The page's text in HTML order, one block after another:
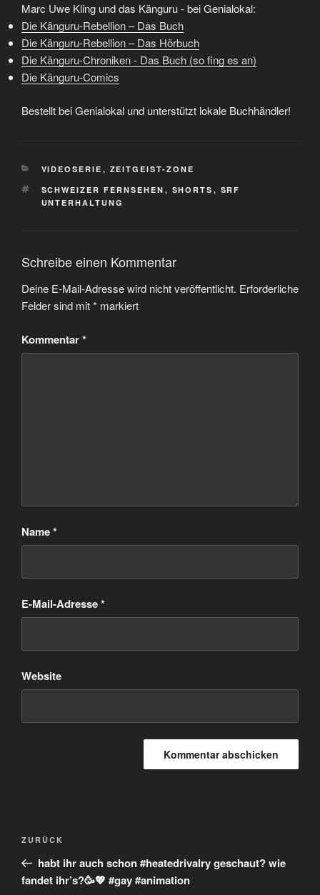
Marc Uwe Kling und das Känguru - bei Genialokal:
Die Känguru-Rebellion – Das Buch
Die Känguru-Rebellion – Das Hörbuch
Die Känguru-Chroniken - Das Buch (so fing es an)
Die Känguru-Comics
Bestellt bei Genialokal und unterstützt lokale Buchhändler!
KATEGORIEN
VIDEOSERIE , ZEITGEIST-ZONE
SCHLAGWÖRTER
SCHWEIZER FERNSEHEN , SHORTS , SRF
UNTERHALTUNG
Schreibe einen Kommentar
Deine E-Mail-Adresse wird nicht veröffentlicht. Erforderliche
Felder sind mit* markiert
Kommentar*
Name*
E-Mail-Adresse*
Website
Beitragsnavigation
Vorheriger
Beitrag
ZURÜCK
habt ihr auch schon #heatedrivalry geschaut? wie
fandet ihr’s?🥳💖 #gay #animation